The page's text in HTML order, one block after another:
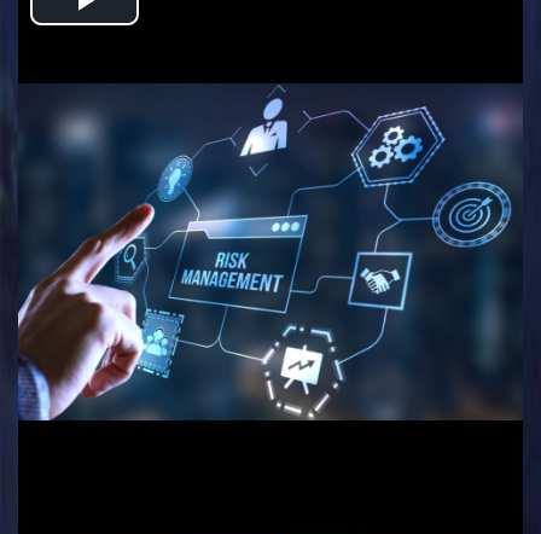
Play
Video